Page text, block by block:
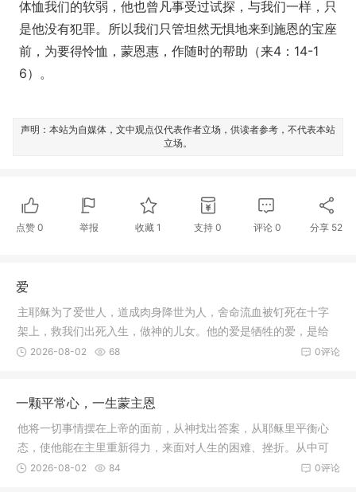
体恤我们的软弱，他也曾凡事受过试探，与我们一样，只
是他没有犯罪。所以我们只管坦然无惧地来到施恩的宝座
前，为要得怜恤，蒙恩惠，作随时的帮助（来4：14-1
6）。
声明：本站为自媒体，文中观点仅代表作者立场，供读者参考，不代表本站
立场。
点赞 0 举报 收藏1 支持 0 评论 0 分享 52
爱
主耶稣为了爱世人，道成肉身降世为人，舍命流血被钉死在十字
架上，救我们出死入生，做神的儿女。他的爱是牺牲的爱，是给
予的爱，是付出劳苦的爱。主给我们留下了美好的榜样，求主感
0评论
2026-08-02 68
一颗平常心，一生蒙主恩
他将一切事情摆在上帝的面前，从神找出答案，从耶稣里平衡心
态，使他能在主里重新得力，来面对人生的困难、挫折。从中可
看到保罗无论是在卑贱、丰富、饱足、饥饿、有余、缺乏的状况
0评论
2026-08-02 84